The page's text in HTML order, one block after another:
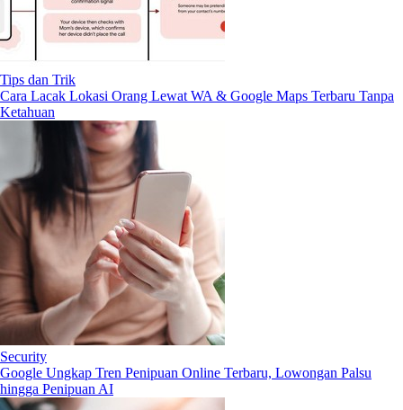
Tips dan Trik
Cara Lacak Lokasi Orang Lewat WA & Google Maps Terbaru Tanpa
Ketahuan
Security
Google Ungkap Tren Penipuan Online Terbaru, Lowongan Palsu
hingga Penipuan AI